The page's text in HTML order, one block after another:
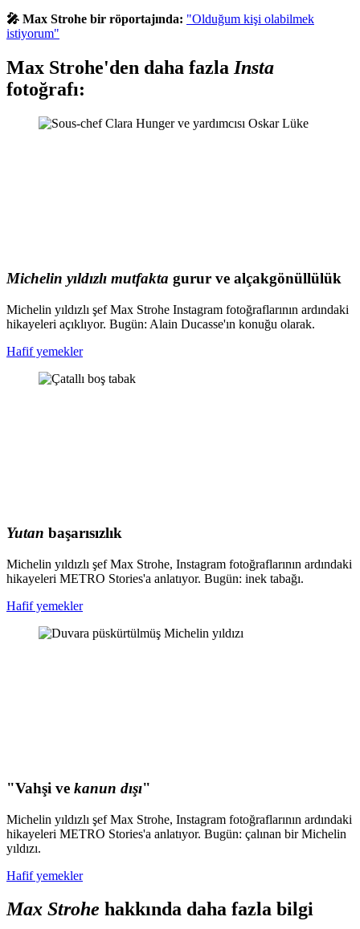
🎤 Max Strohe bir röportajında: "Olduğum kişi olabilmek
istiyorum"
Max Strohe'den daha fazlaInsta
fotoğrafı:
Michelin yıldızlı mutfakta gurur ve alçakgönüllülük
Michelin yıldızlı şef Max Strohe Instagram fotoğraflarının ardındaki
hikayeleri açıklıyor. Bugün: Alain Ducasse'ın konuğu olarak.
Hafif yemekler
Yutan başarısızlık
Michelin yıldızlı şef Max Strohe, Instagram fotoğraflarının ardındaki
hikayeleri METRO Stories'a anlatıyor. Bugün: inek tabağı.
Hafif yemekler
"Vahşi ve kanun dışı"
Michelin yıldızlı şef Max Strohe, Instagram fotoğraflarının ardındaki
hikayeleri METRO Stories'a anlatıyor. Bugün: çalınan bir Michelin
yıldızı.
Hafif yemekler
Max Strohe hakkında daha fazla bilgi